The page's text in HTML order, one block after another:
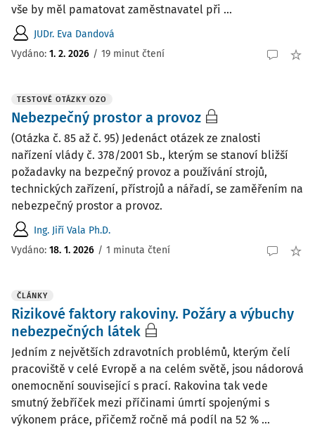
vše by měl pamatovat zaměstnavatel při ...
JUDr. Eva Dandová
Vydáno: 1. 2. 2026 / 19 minut čtení
TESTOVÉ OTÁZKY OZO
Nebezpečný prostor a provoz
(Otázka č. 85 až č. 95) Jedenáct otázek ze znalosti
nařízení vlády č. 378/2001 Sb., kterým se stanoví bližší
požadavky na bezpečný provoz a používání strojů,
technických zařízení, přístrojů a nářadí, se zaměřením na
nebezpečný prostor a provoz.
Ing. Jiří Vala Ph.D.
Vydáno: 18. 1. 2026 / 1 minuta čtení
ČLÁNKY
Rizikové faktory rakoviny. Požáry a výbuchy
nebezpečných látek
Jedním z největších zdravotních problémů, kterým čelí
pracoviště v celé Evropě a na celém světě, jsou nádorová
onemocnění související s prací. Rakovina tak vede
smutný žebříček mezi příčinami úmrtí spojenými s
výkonem práce, přičemž ročně má podíl na 52 % ...